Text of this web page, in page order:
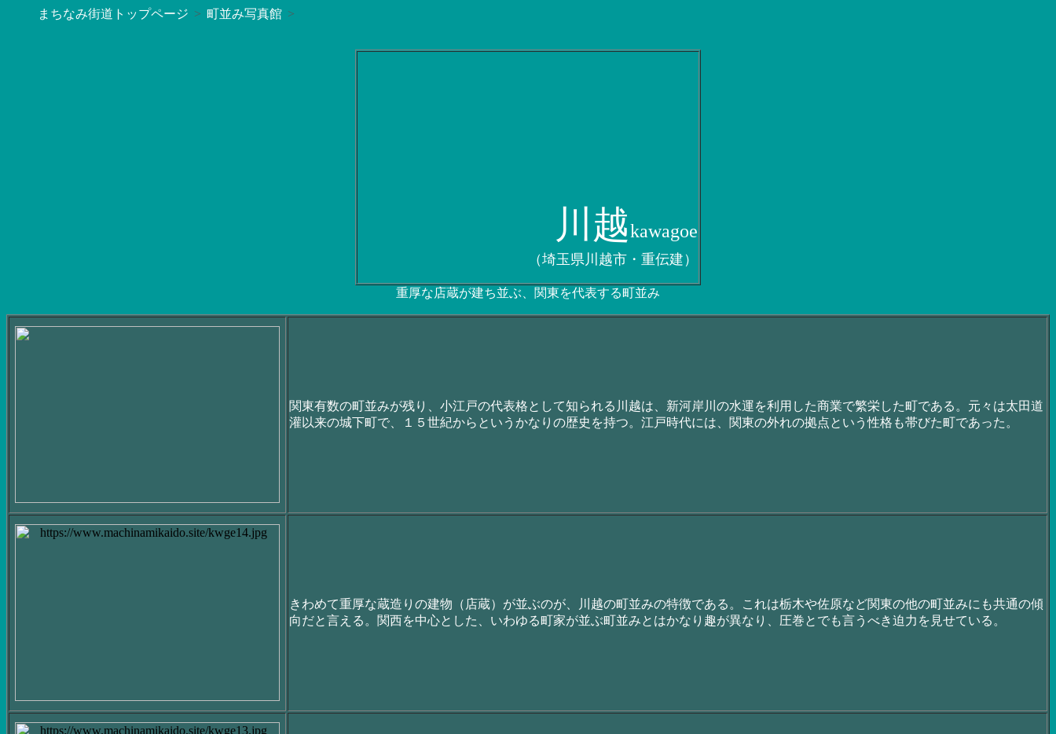
まちなみ街道トップページ 町並み写真館
川越kawagoe
（埼玉県川越市・重伝建）
重厚な店蔵が建ち並ぶ、関東を代表する町並み
関東有数の町並みが残り、小江戸の代表格として知られる川越は、新河岸川の水運を利用した商業で繁栄した町である。元々は太田道
灌以来の城下町で、１５世紀からというかなりの歴史を持つ。江戸時代には、関東の外れの拠点という性格も帯びた町であった。
きわめて重厚な蔵造りの建物（店蔵）が並ぶのが、川越の町並みの特徴である。これは栃木や佐原など関東の他の町並みにも共通の傾
向だと言える。関西を中心とした、いわゆる町家が並ぶ町並みとはかなり趣が異なり、圧巻とでも言うべき迫力を見せている。